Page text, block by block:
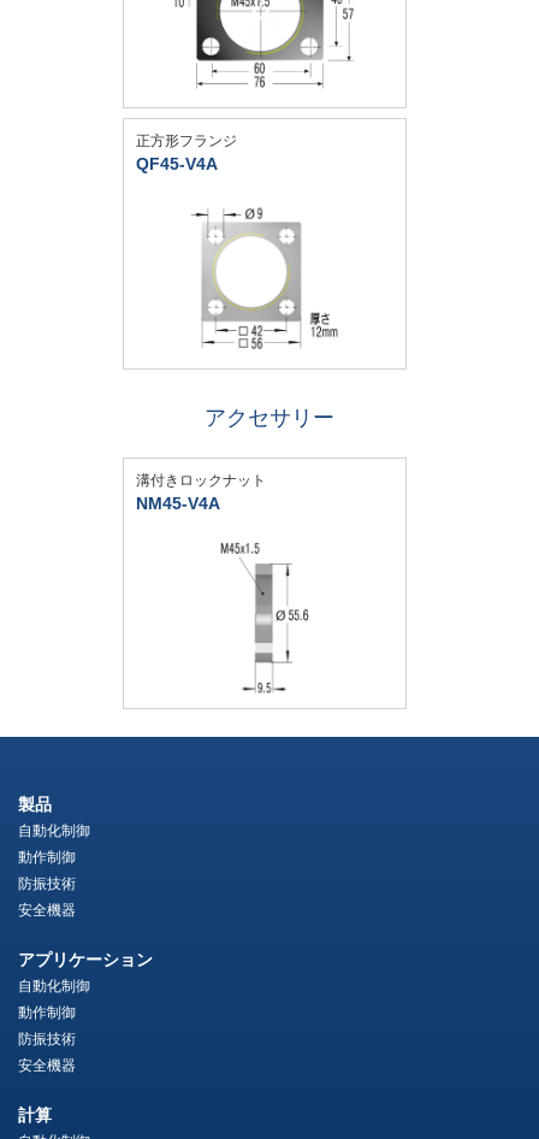
正方形フランジ
QF45-V4A
アクセサリー
溝付きロックナット
NM45-V4A
製品
自動化制御
動作制御
防振技術
安全機器
アプリケーション
自動化制御
動作制御
防振技術
安全機器
計算